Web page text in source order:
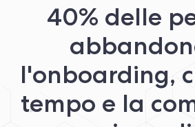
40% delle
l'onboarding,
tempo e la